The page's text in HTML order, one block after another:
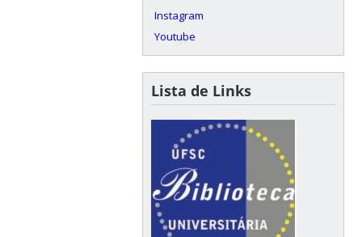
Instagram
Youtube
Lista de Links